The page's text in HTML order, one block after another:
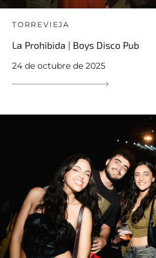
TORREVIEJA
La Prohibida | Boys Disco Pub
24 de octubre de 2025